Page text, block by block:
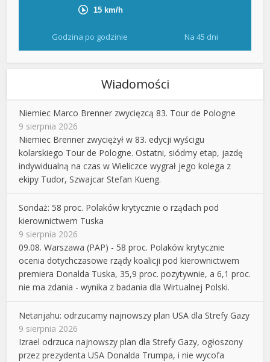
Godzina po godzinie Na 45 dni
Wiadomości
Niemiec Marco Brenner zwycięzcą 83. Tour de Pologne
9 sierpnia 2026
Niemiec Brenner zwyciężył w 83. edycji wyścigu
kolarskiego Tour de Pologne. Ostatni, siódmy etap, jazdę
indywidualną na czas w Wieliczce wygrał jego kolega z
ekipy Tudor, Szwajcar Stefan Kueng.
Sondaż: 58 proc. Polaków krytycznie o rządach pod
kierownictwem Tuska
9 sierpnia 2026
09.08. Warszawa (PAP) - 58 proc. Polaków krytycznie
ocenia dotychczasowe rządy koalicji pod kierownictwem
premiera Donalda Tuska, 35,9 proc. pozytywnie, a 6,1 proc.
nie ma zdania - wynika z badania dla Wirtualnej Polski.
Netanjahu: odrzucamy najnowszy plan USA dla Strefy Gazy
9 sierpnia 2026
Izrael odrzuca najnowszy plan dla Strefy Gazy, ogłoszony
przez prezydenta USA Donalda Trumpa, i nie wycofa